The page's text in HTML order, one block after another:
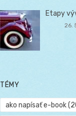
Etapy
26.
TÉMY
ako napísať e-book